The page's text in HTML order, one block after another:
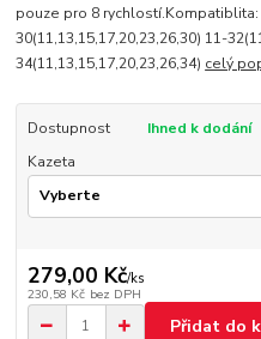
pouze pro 8
30(11,13,15,17,20,23,26,30) 11-
34(11,13,15,17,20,23,26,34) celý
Dostupnost
Ihned k dodání
Kazeta
279,00 Kč/ks
230,58 Kč bez DPH
Přidat do